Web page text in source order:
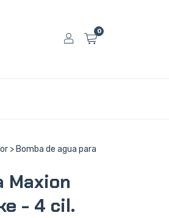
0
> Bomba de agua para
Maxion
- 4 cil.